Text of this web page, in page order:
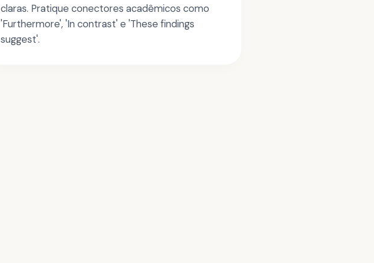
claras. Pratique conectores acadêmicos como
'Furthermore', 'In contrast' e 'These findings
suggest'.